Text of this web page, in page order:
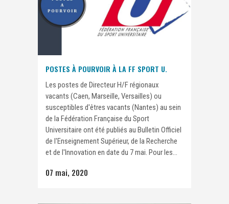
POSTES À POURVOIR À LA FF SPORT U.
Les postes de Directeur H/F régionaux
vacants (Caen, Marseille, Versailles) ou
susceptibles d'êtres vacants (Nantes) au sein
de la Fédération Française du Sport
Universitaire ont été publiés au Bulletin Officiel
de l'Enseignement Supérieur, de la Recherche
et de l'Innovation en date du 7 mai. Pour les...
07 mai, 2020